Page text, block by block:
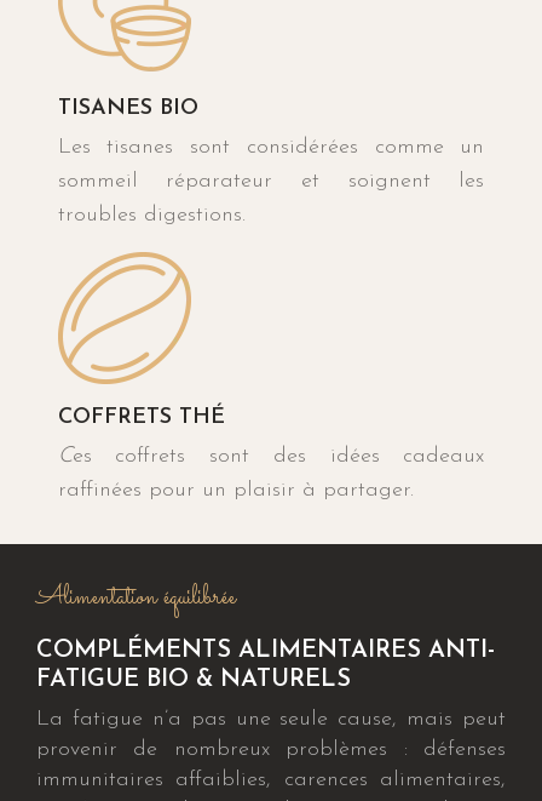
TISANES BIO
Les tisanes sont considérées comme un
sommeil réparateur et soignent les
troubles digestions.
COFFRETS THÉ
Ces coffrets sont des idées cadeaux
raffinées pour un plaisir à partager.
Alimentation équilibrée
COMPLÉMENTS ALIMENTAIRES ANTI-
FATIGUE BIO & NATURELS
La fatigue n’a pas une seule cause, mais peut
provenir de nombreux problèmes : défenses
immunitaires affaiblies, carences alimentaires,